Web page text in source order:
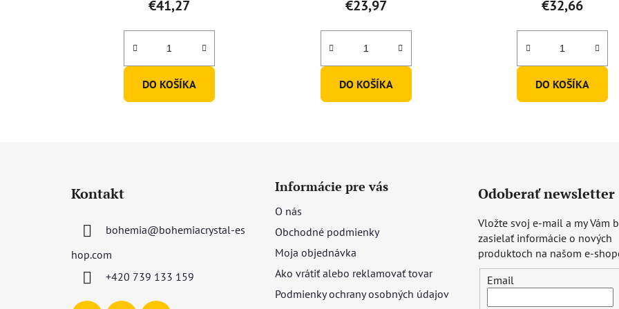
je
4,7
z
hviezdičiek.
€41,27
DO KOŠÍKA
€23,97
DO KOŠÍKA
je
5,0
z
hviezdičiek.
€32,66
DO KOŠÍKA
Kontakt
bohemia@bohemiacrystal-es
hop.com
+420 739 133 159
Informácie pre vás
O nás
Obchodné podmienky
Moja objednávka
Ako vrátiť alebo reklamovať tovar
Podmienky ochrany osobných údajov
Odoberať newsletter
Vložte svoj e-mail a my Vám
zasielať informácie o nových
produktoch na našom e-
Email